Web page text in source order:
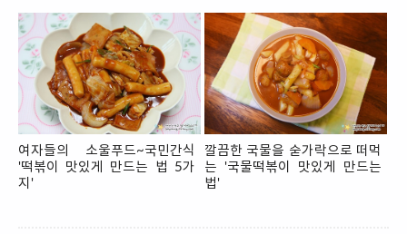
여자들의 소울푸드~국민간식
'떡볶이 맛있게 만드는 법 5가
지'
깔끔한 국물을 숟가락으로 떠먹
는 '국물떡볶이 맛있게 만드는
법'